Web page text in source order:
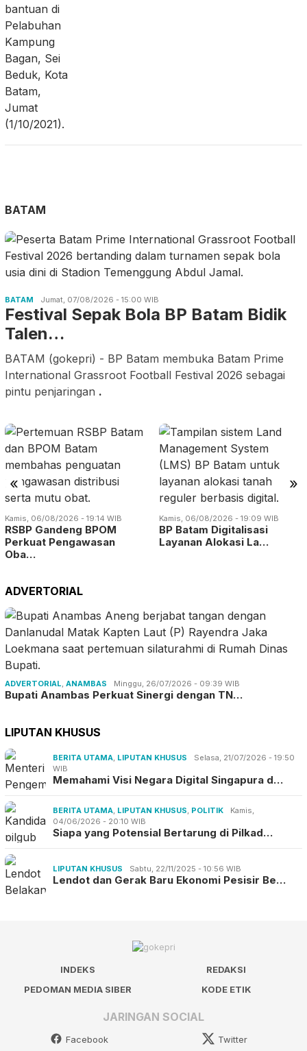
BATAM
BATAM Jumat, 07/08/2026 - 15:00 WIB
Festival Sepak Bola BP Batam Bidik
Talen…
BATAM (gokepri) - BP Batam membuka Batam Prime
International Grassroot Football Festival 2026 sebagai
pintu penjaringan .
« »
Kamis, 06/08/2026 - 19:14 WIB
RSBP Gandeng BPOM
Perkuat Pengawasan
Oba…
Kamis, 06/08/2026 - 19:09 WIB
BP Batam Digitalisasi
Layanan Alokasi La…
ADVERTORIAL
ADVERTORIAL, ANAMBAS Minggu, 26/07/2026 - 09:39 WIB
Bupati Anambas Perkuat Sinergi dengan TN…
LIPUTAN KHUSUS
BERITA UTAMA, LIPUTAN KHUSUS
Selasa, 21/07/2026 - 19:50
WIB
Memahami Visi Negara Digital Singapura d…
BERITA UTAMA, LIPUTAN KHUSUS, POLITIK
Kamis,
04/06/2026 - 20:10 WIB
Siapa yang Potensial Bertarung di Pilkad…
LIPUTAN KHUSUS Sabtu, 22/11/2025 - 10:56 WIB
Lendot dan Gerak Baru Ekonomi Pesisir Be…
INDEKS
REDAKSI
PEDOMAN MEDIA SIBER
KODE ETIK
JARINGAN SOCIAL
Facebook
Twitter